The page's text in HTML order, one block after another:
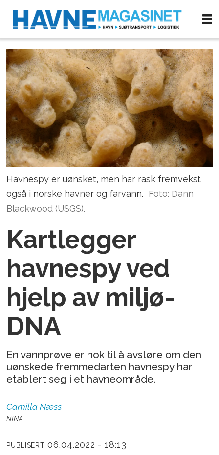
Havnespy er uønsket, men har rask fremvekst
også i norske havner og farvann.
Foto: Dann
Blackwood (USGS).
Kartlegger
havnespy ved
hjelp av miljø-
DNA
En vannprøve er nok til å avsløre om den
uønskede fremmedarten havnespy har
etablert seg i et havneområde.
Camilla Næss
NINA
PUBLISERT 06.04.2022 - 18:13